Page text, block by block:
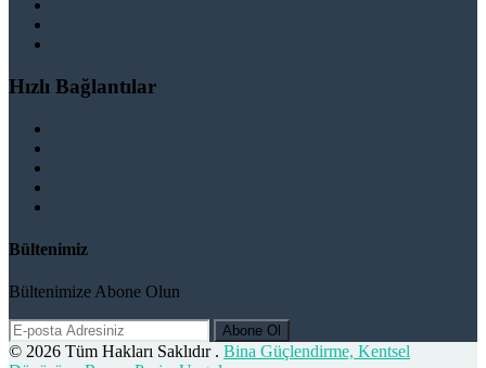
Hızlı Bağlantılar
Bültenimiz
Bültenimize Abone Olun
Abone Ol
© 2026 Tüm Hakları Saklıdır . Bina Güçlendirme, Kentsel